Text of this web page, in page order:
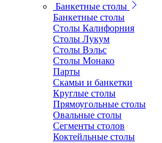
Банкетные столы
Банкетные столы
Столы Калифорния
Столы Лукум
Столы Вэльс
Столы Монако
Парты
Скамьи и банкетки
Круглые столы
Прямоугольные столы
Овальные столы
Сегменты столов
Коктейльные столы